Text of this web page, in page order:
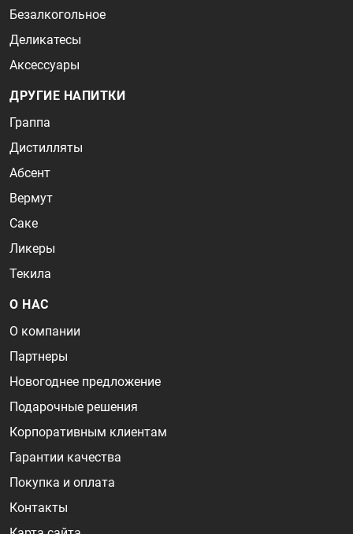
Безалкогольное
Деликатесы
Аксессуары
ДРУГИЕ НАПИТКИ
Граппа
Дистилляты
Абсент
Вермут
Саке
Ликеры
Текила
О НАС
О компании
Партнеры
Новогоднее предложение
Подарочные решения
Корпоративным клиентам
Гарантии качества
Покупка и оплата
Контакты